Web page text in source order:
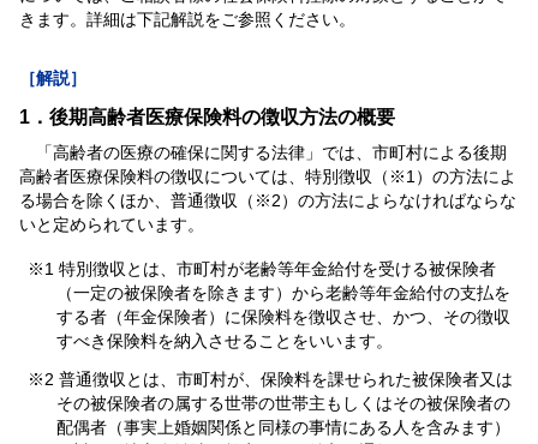
きます。詳細は下記解説をご参照ください。
［解説］
1．後期高齢者医療保険料の徴収方法の概要
「高齢者の医療の確保に関する法律」では、市町村による後期
高齢者医療保険料の徴収については、特別徴収（※1）の方法によ
る場合を除くほか、普通徴収（※2）の方法によらなければならな
いと定められています。
※1 特別徴収とは、市町村が老齢等年金給付を受ける被保険者
（一定の被保険者を除きます）から老齢等年金給付の支払を
する者（年金保険者）に保険料を徴収させ、かつ、その徴収
すべき保険料を納入させることをいいます。
※2 普通徴収とは、市町村が、保険料を課せられた被保険者又は
その被保険者の属する世帯の世帯主もしくはその被保険者の
配偶者（事実上婚姻関係と同様の事情にある人を含みます）